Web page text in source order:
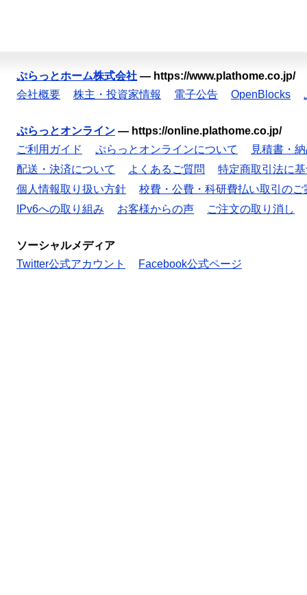
ぷらっとホーム株式会社 — https://www.plathome.co.jp/
会社概要
株主・投資家情報 電子公告 OpenBlocks
ぷらっとオンライン — https://online.plathome.co.jp/
ご利用ガイド
ぷらっとオンラインについて
見積書・
配送・決済について
よくあるご質問
特定商取引法に
個人情報取り扱い方針
校費・公費・科研費払い取引のご
IPv6への取り組み
お客様からの声 ご注文の取り消し
ソーシャルメディア
Twitter公式アカウント
Facebook公式ページ